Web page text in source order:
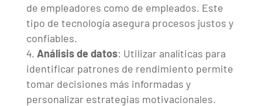
de empleadores como de empleados. Este
tipo de tecnología asegura procesos justos y
confiables.
Análisis de datos: Utilizar analíticas para
identificar patrones de rendimiento permite
tomar decisiones más informadas y
personalizar estrategias motivacionales.